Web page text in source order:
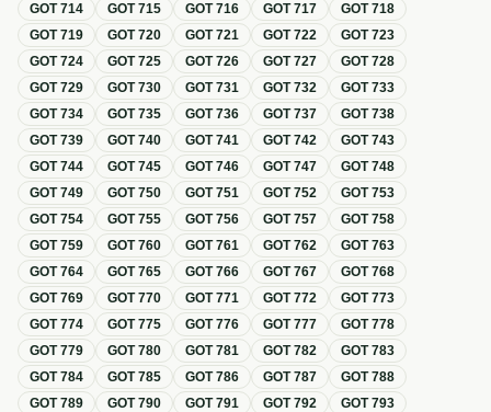
GOT714 GOT715 GOT716 GOT717 GOT718
GOT719 GOT720 GOT721 GOT722 GOT723
GOT724 GOT725 GOT726 GOT727 GOT728
GOT729 GOT730 GOT731 GOT732 GOT733
GOT734 GOT735 GOT736 GOT737 GOT738
GOT739 GOT740 GOT741 GOT742 GOT743
GOT744 GOT745 GOT746 GOT747 GOT748
GOT749 GOT750 GOT751 GOT752 GOT753
GOT754 GOT755 GOT756 GOT757 GOT758
GOT759 GOT760 GOT761 GOT762 GOT763
GOT764 GOT765 GOT766 GOT767 GOT768
GOT769 GOT770 GOT771 GOT772 GOT773
GOT774 GOT775 GOT776 GOT777 GOT778
GOT779 GOT780 GOT781 GOT782 GOT783
GOT784 GOT785 GOT786 GOT787 GOT788
GOT789 GOT790 GOT791 GOT792 GOT793